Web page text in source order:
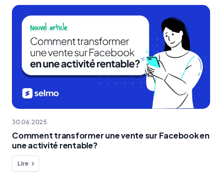
30.06.2025
Comment transformer une vente sur Facebook en
une activité rentable?
Lire